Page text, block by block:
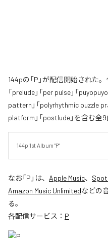
144pの「P」が配信開始された
「prelude」「per pulse」「
pattern」「polyrhythmic puzzle
platform」「postlude」を含む全
144p 1st Album "P"
なお「P 」は、 Apple Music、
Amazon Music Unlimitedなどの
る。
各配信サービス： P